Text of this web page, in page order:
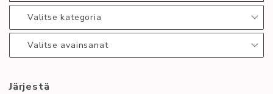
Lue lisää
Perinteinen
TÄNÄÄN
Valitse kategoria
Valitse avainsanat
Järjestä